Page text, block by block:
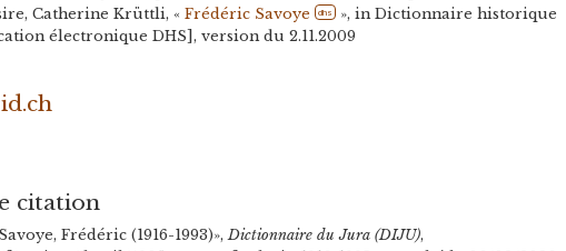
Catherine Krüttli, «Frédéric Savoye dhs », in Dictionnaire historique
électronique DHS], version du 2.11.2009
citation
Frédéric (1916-1993)»,Dictionnaire du Jura (DIJU),